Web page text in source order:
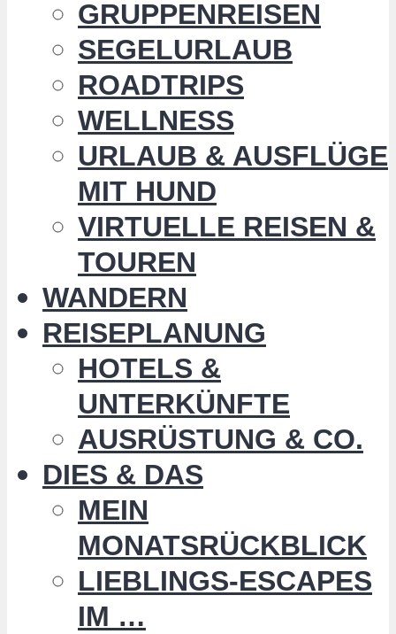
GRUPPENREISEN
SEGELURLAUB
ROADTRIPS
WELLNESS
URLAUB & AUSFLÜGE
MIT HUND
VIRTUELLE REISEN &
TOUREN
WANDERN
REISEPLANUNG
HOTELS &
UNTERKÜNFTE
AUSRÜSTUNG & CO.
DIES & DAS
MEIN
MONATSRÜCKBLICK
LIEBLINGS-ESCAPES
IM …